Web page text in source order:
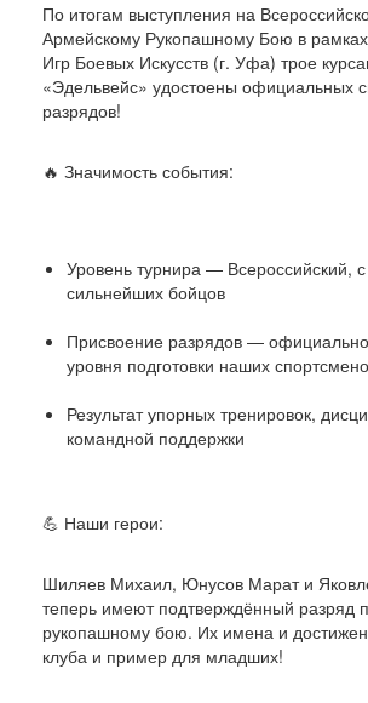
НашиЧемпионы
По итогам выступления на
Армейскому Рукопашному Бою в рамках
Игр Боевых Искусств (г. Уфа) трое
«Эдельвейс» удостоены официальных
разрядов!
🔥 Значимость события:
Уровень турнира — Всероссийский,
сильнейших бойцов
Присвоение разрядов —
уровня подготовки наших
Результат упорных тренировок,
командной поддержки
💪 Наши герои:
Шиляев Михаил, Юнусов Марат и
теперь имеют подтверждённый разряд
рукопашному бою. Их имена и
клуба и пример для младших!